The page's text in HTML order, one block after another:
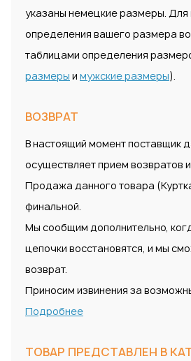
указаны немецкие размеры. Для
определения вашего размера
таблицами определения
размеры и мужские размеры).
ВОЗВРАТ
В настоящий момент поставщик
осуществляет прием возвратов
Продажа данного товара
финальной.
Мы сообщим дополнительно,
цепочки восстановятся, и мы
возврат.
Приносим извинения за
Подробнее
ТОВАР ПРЕДСТАВЛЕН В